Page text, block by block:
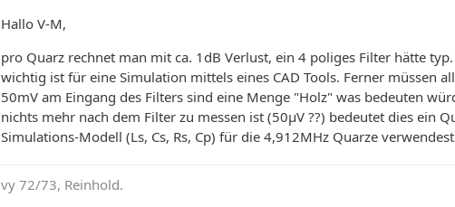
Hallo V-M,
pro Quarz rechnet man mit ca. 1dB Verlust, ein 4 poliges Filter hätte
wichtig ist für eine Simulation mittels eines CAD Tools. Ferner müssen
50mV am Eingang des Filters sind eine Menge "Holz" was bedeuten
nichts mehr nach dem Filter zu messen ist (50µV ??) bedeutet dies ein
Simulations-Modell (Ls, Cs, Rs, Cp) für die 4,912MHz Quarze
vy 72/73, Reinhold.